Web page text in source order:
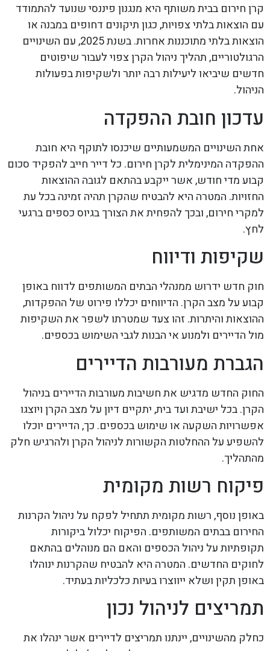
קרן חירום בבית משותף היא מנגנון פיננסי שנועד להתמודד
עם הוצאות בלתי צפויות, כגון תיקונים דחופים במבנה או
הוצאות בלתי מתוכננות אחרות. בשנת 2025, עם השינויים
הרגולטוריים, תהליך ניהול הקרן צפוי לעבור שיפוטים
חדשים שיביאו ליעילות רבה יותר ולשקיפות בפעולות
הניהול.
עדכון חובת ההפקדה
אחת השינויים המשמעותיים שיכנסו לתוקף היא חובת
ההפקדה המינימלית לקרן חירום. כל דייר חייב להפקיד סכום
קבוע מדי חודש, אשר ייקבע בהתאם לגובה ההוצאות
החזויות. המטרה היא להבטיח שהקרן תהיה זמינה בכל עת
למקרי חירום, ובכך להפחית את הצורך בגיוס כספים ברגעי
לחץ.
שקיפות ודיווח
חוק חדש ידרוש ממנהלי הבתים המשותפים לדווח באופן
קבוע על מצב הקרן. הדיווחים יכללו פירוט של ההפקדות,
ההוצאות והיתרות. זהו צעד שמטרתו לשפר את השקיפות
מול הדיירים ולמנוע אי הבנות לגבי השימוש בכספים.
הגברת מעורבות הדיירים
החוק החדש מדגיש את חשיבות מעורבות הדיירים בניהול
הקרן. בכל ישיבת ועד בית, יתקיים דיון על מצב הקרן ויוצגו
אפשרויות השקעה או שימוש בכספים. כך, הדיירים יוכלו
להשפיע על ההחלטות הקשורות לניהול הקרן ולהרגיש חלק
מהתהליך.
פיקוח רשות מקומית
באופן נוסף, רשות מקומית תתחיל לפקח על ניהול הקרנות
החירום בבתים המשותפים. הפיקוח יכלול ביקורות
תקופתיות על ניהול הכספים והאם הם מנוהלים בהתאם
לחוקים החדשים. המטרה היא להבטיח שהקרנות ינוהלו
באופן תקין ושלא ייווצרו בעיות כלכליות בעתיד.
תמריצים לניהול נכון
כחלק מהשינויים, יינתנו תמריצים לדיירים אשר ינהלו את